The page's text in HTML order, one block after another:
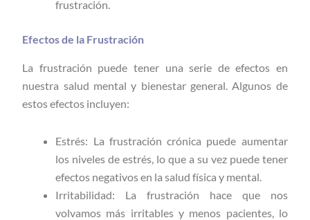
frustración.
Efectos de la Frustración
La frustración puede tener una serie de efectos en
nuestra salud mental y bienestar general. Algunos de
estos efectos incluyen:
Estrés: La frustración crónica puede aumentar
los niveles de estrés, lo que a su vez puede tener
efectos negativos en la salud física y mental.
Irritabilidad: La frustración hace que nos
volvamos más irritables y menos pacientes, lo